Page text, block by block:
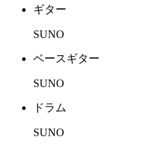
ギター
SUNO
ベースギター
SUNO
ドラム
SUNO